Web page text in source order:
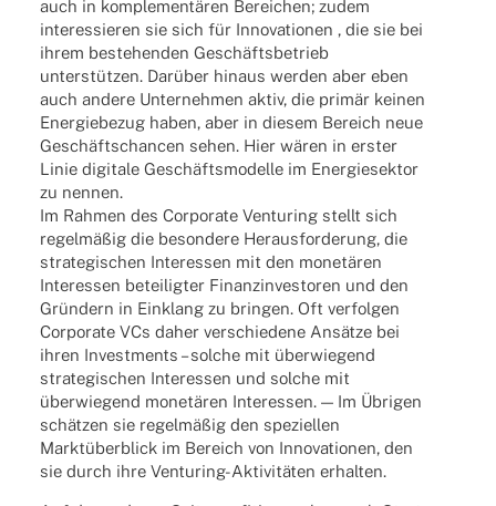
auch in komplementären Berei­chen; zudem
inter­es­sie­ren sie sich für Inno­va­tio­nen , die sie bei
ihrem bestehen­den Geschäftsbetrieb
unterstützen. Darüber hinaus werden aber eben
auch andere Unter­neh­men aktiv, die primär keinen
Ener­gie­be­zug haben, aber in diesem Bereich neue
Geschäftschancen sehen. Hier wären in erster
Linie digi­tale Geschäftsmodelle im Ener­gie­sek­tor
zu nennen.
Im Rahmen des Corpo­rate Ventu­ring stellt sich
regelmäßig die beson­dere Heraus­for­de­rung, die
stra­te­gi­schen Inter­es­sen mit den monetären
Inter­es­sen betei­lig­ter Finanz­in­ves­to­ren und den
Gründern in Einklang zu brin­gen. Oft verfol­gen
Corpo­rate VCs daher verschie­dene Ansätze bei
ihren Invest­ments – solche mit überwiegend
stra­te­gi­schen Inter­es­sen und solche mit
überwiegend monetären Inter­es­sen. — Im Übrigen
schätzen sie regelmäßig den spezi­el­len
Marktüberblick im Bereich von Inno­va­tio­nen, den
sie durch ihre Venturing-Aktivitäten erhalten.